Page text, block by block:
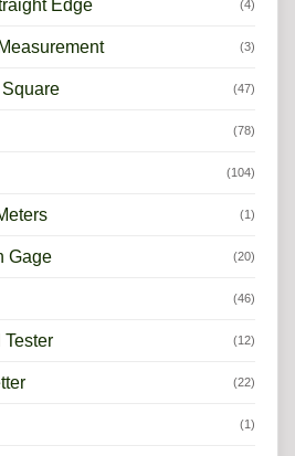
Edge (4)
(3)
(47)
(78)
(104)
(1)
Gage (20)
(46)
Tester (12)
(22)
(1)